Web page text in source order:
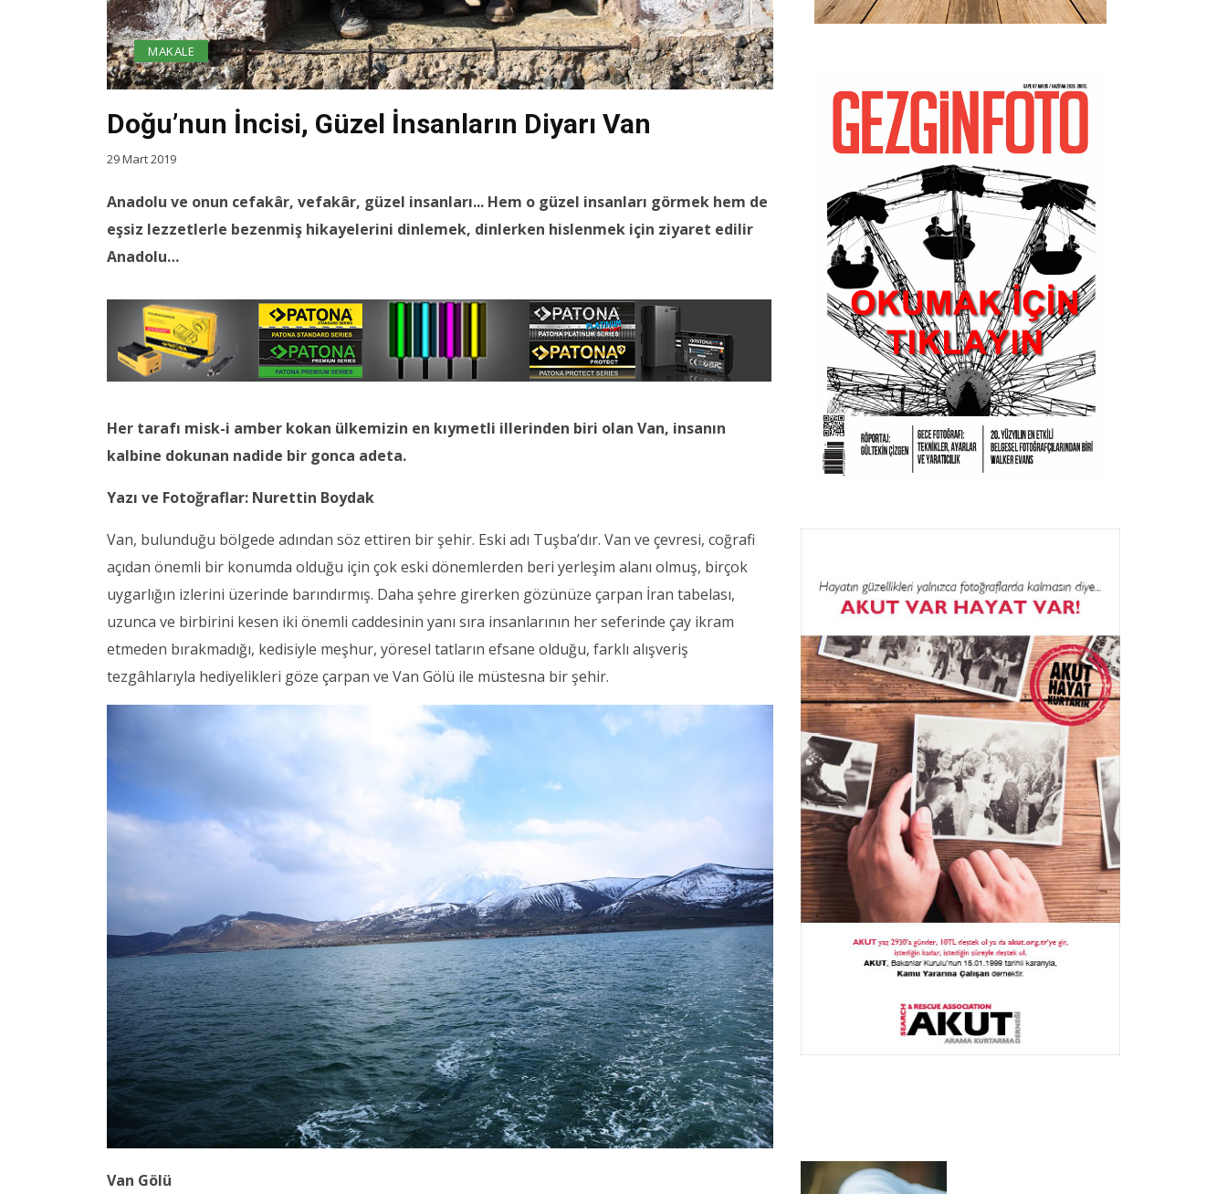
Doğu’nun İncisi, Güzel İnsanların Diyarı Van
MAKALE
29 Mart 2019
Anadolu ve onun cefakâr, vefakâr, güzel insanları... Hem o güzel insanları görmek hem de
eşsiz lezzetlerle bezenmiş hikayelerini dinlemek, dinlerken hislenmek için ziyaret edilir
Anadolu…
Her tarafı misk-i amber kokan ülkemizin en kıymetli illerinden biri olan Van, insanın
kalbine dokunan nadide bir gonca adeta.
Yazı ve Fotoğraflar: Nurettin Boydak
Van, bulunduğu bölgede adından söz ettiren bir şehir. Eski adı Tuşba’dır. Van ve çevresi, coğrafi
açıdan önemli bir konumda olduğu için çok eski dönemlerden beri yerleşim alanı olmuş, birçok
uygarlığın izlerini üzerinde barındırmış. Daha şehre girerken gözünüze çarpan İran tabelası,
uzunca ve birbirini kesen iki önemli caddesinin yanı sıra insanlarının her seferinde çay ikram
etmeden bırakmadığı, kedisiyle meşhur, yöresel tatların efsane olduğu, farklı alışveriş
tezgâhlarıyla hediyelikleri göze çarpan ve Van Gölü ile müstesna bir şehir.
Van Gölü